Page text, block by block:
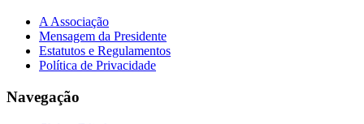
A Associação
Mensagem da Presidente
Estatutos e Regulamentos
Política de Privacidade
Navegação